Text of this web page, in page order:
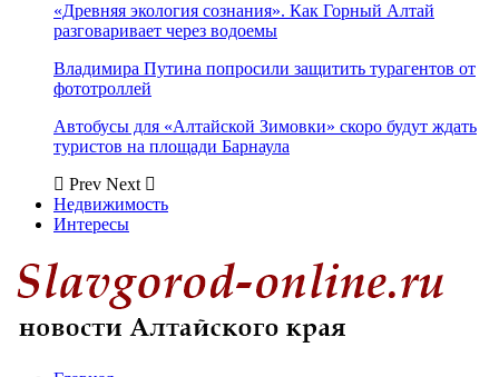
«Древняя экология сознания». Как Горный Алтай
разговаривает через водоемы
Владимира Путина попросили защитить турагентов от
фототроллей
Автобусы для «Алтайской Зимовки» скоро будут ждать
туристов на площади Барнаула
Prev Next
Недвижимость
Интересы